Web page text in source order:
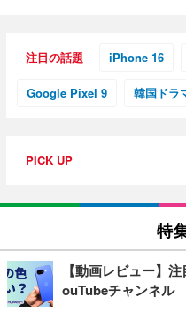
注目の話題 iPhone 16
Google Pixel 9 韓国ドラ
PICK UP
特
【動画レビュー】
ouTubeチャンネル